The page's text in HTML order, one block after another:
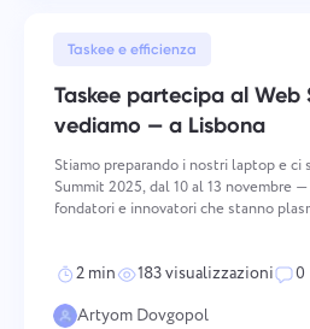
Taskee e efficienza
Taskee partecipa al Web
vediamo — a Lisbona
Stiamo preparando i nostri laptop e ci
Summit 2025, dal 10 al 13 novembre
fondatori e innovatori che stanno
2 min 183 visualizzazioni
0
Artyom Dovgopol